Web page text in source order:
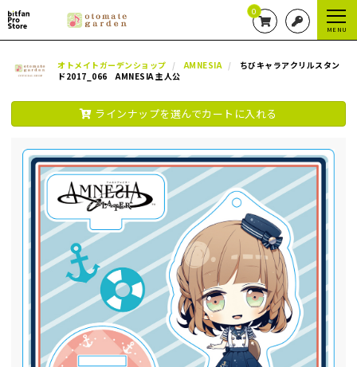
0
MENU
オトメイトガーデンショップ AMNESIA
ちびキャラアクリルスタン
ド2017_066 AMNESIA 主人公
ラインナップを選んでカートに入れる